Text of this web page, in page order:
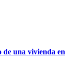
de una vivienda en